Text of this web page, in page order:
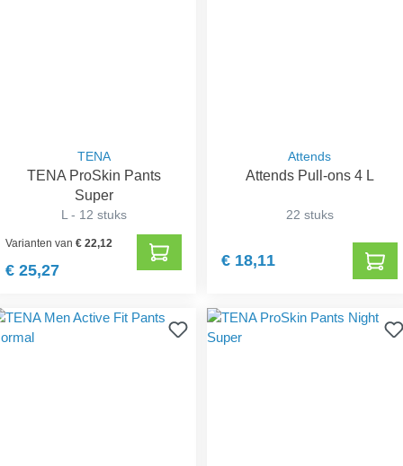
TENA
TENA ProSkin Pants
Super
L - 12 stuks
Varianten van€ 22,12
€ 25,27
Attends
Attends Pull-ons 4 L
22 stuks
€ 18,11